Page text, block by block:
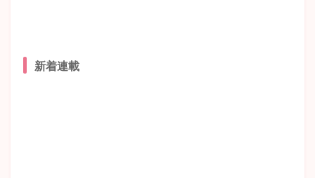
新着連載